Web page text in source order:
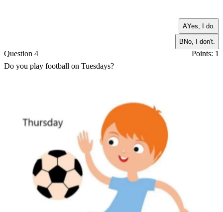
AYes, I do.
BNo, I don't.
Question 4
Points: 1
Do you play football on Tuesdays?